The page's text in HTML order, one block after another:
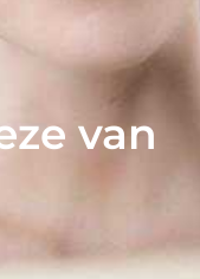
van